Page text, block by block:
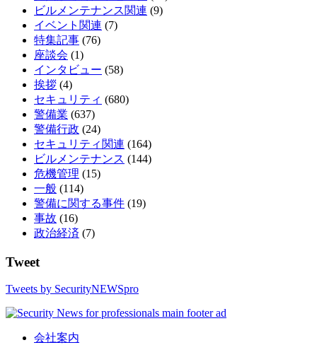
ビルメンテナンス関連 (9)
イベント関連 (7)
特集記事 (76)
座談会 (1)
インタビュー (58)
挨拶 (4)
セキュリティ (680)
警備業 (637)
警備行政 (24)
セキュリティ関連 (164)
ビルメンテナンス (144)
危機管理 (15)
一般 (114)
警備に関する事件 (19)
事故 (16)
政治経済 (7)
Tweet
Tweets by SecurityNEWSpro
会社案内